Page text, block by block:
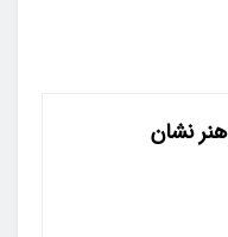
هنر نشان